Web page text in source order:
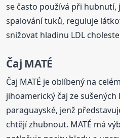
se často používá při
spalování tuků, reguluje
snižovat hladinu LDL
Čaj MATÉ
Čaj MATÉ je oblíbený na
jihoamerický čaj ze
paraguayské, jenž
chtějí zhubnout. MATÉ má